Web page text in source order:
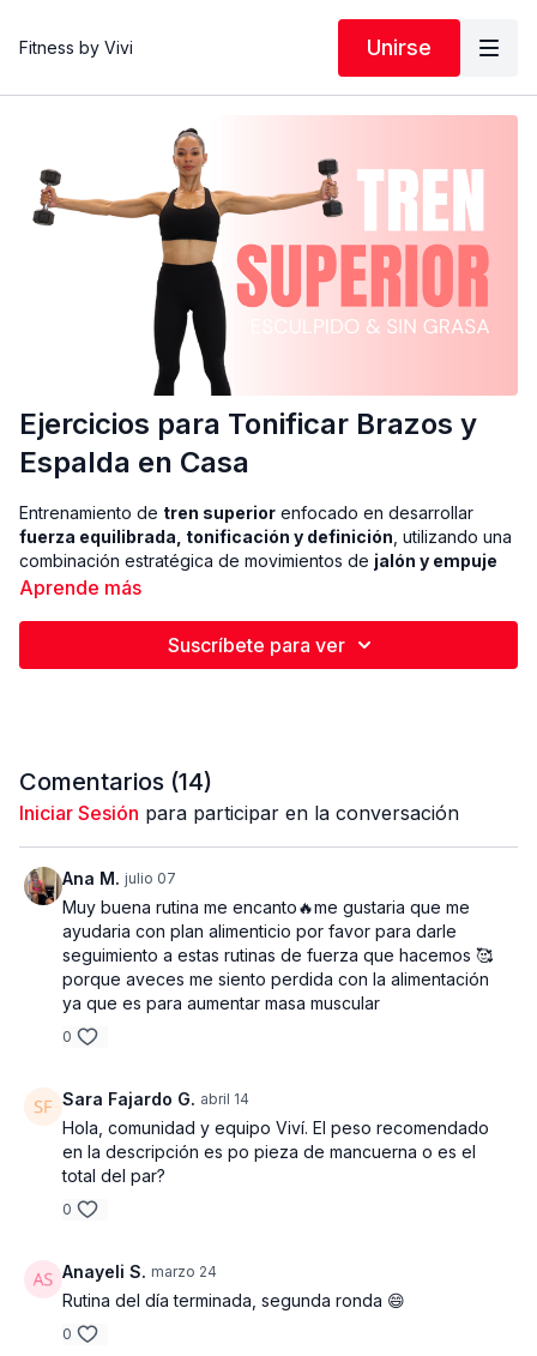
Fitness by Vivi Unirse
Ejercicios para Tonificar Brazos y
Espalda en Casa
Entrenamiento de tren superior enfocado en desarrollar
fuerza equilibrada, tonificación y definición , utilizando una
combinación estratégica de movimientos de jalón y empuje
para optimizar el rendimiento y el balance muscular. Esta
calidad del movimiento y reducir la fatiga innecesaria.
muscular. El trabajo se completa con un estímulo dinámico que
eleva el gasto energético y refuerza la definición sin
comprometer la recuperación.
Equipo:mancuernas de
y palito o bastón.
Semana 5:mantener o incrementar ligeramente la carga
utilizada en la semana anterior.
Aprende más
Suscríbete para ver
Comentarios (14)
Iniciar Sesión para participar en la conversación
Ana M. julio 07
Muy buena rutina me encanto🔥me gustaria que me
ayudaria con plan alimenticio por favor para darle
seguimiento a estas rutinas de fuerza que hacemos 🥰
porque aveces me siento perdida con la alimentación
ya que es para aumentar masa muscular
0
Sara Fajardo G. abril 14
Hola, comunidad y equipo Viví. El peso recomendado
en la descripción es po pieza de mancuerna o es el
total del par?
0
Anayeli S. marzo 24
Rutina del día terminada, segunda ronda 😄
0